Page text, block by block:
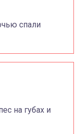
спали
на губах и